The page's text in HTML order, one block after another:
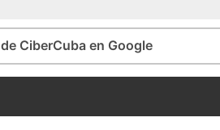
CiberCuba en Google